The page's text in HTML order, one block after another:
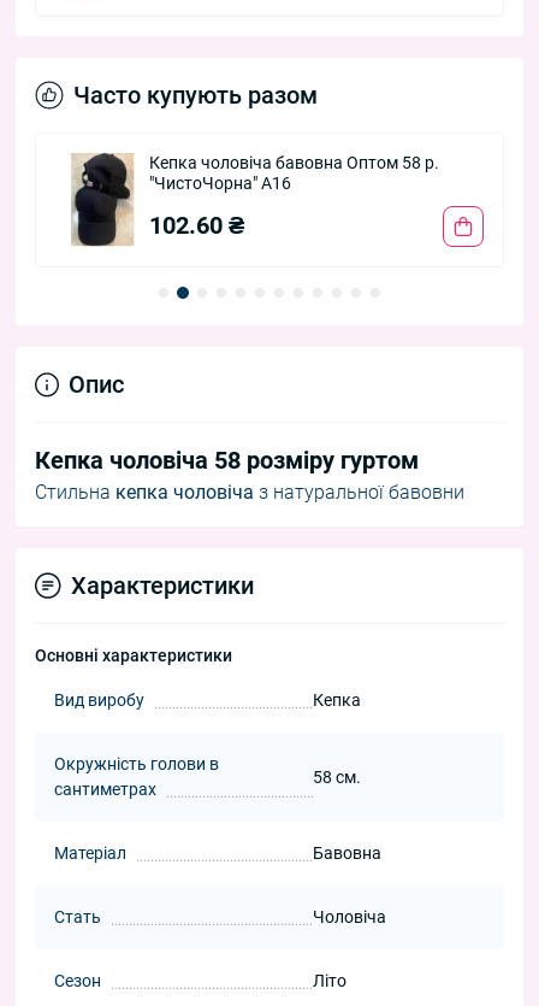
Часто купують разом
Кепка чоловіча бавовна Оптом 58 р.
"ЧистоЧорна" A16
102.60 ₴
Опис
Кепка чоловіча 58 розміру гуртом
Стильна кепка чоловіча з натуральної бавовни
Характеристики
Основні характеристики
Вид виробу Кепка
Окружність голови в
сантиметрах
58 см.
Матеріал Бавовна
Стать Чоловіча
Сезон Літо